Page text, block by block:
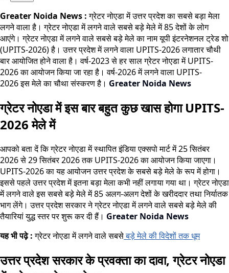
Greater Noida News : ग्रेटर नोएडा में उत्तर प्रदेश का सबसे बड़ा मेला
लगने वाला है। ग्रेटर नोएडा में लगने वाले सबसे बड़े मेले में 85 देशों के लोग
आएंगे। ग्रेटर नोएडा में लगने वाले सबसे बड़े मेले का नाम यूपी इंटरनेशनल ट्रेड शो
(UPITS-2026) है। उत्तर प्रदेश में लगने वाला UPITS-2026 लगातार चौथी
बार आयोजित होने वाला है। वर्ष-2023 से हर साल ग्रेटर नोएडा में UPITS-
2026 का आयोजन किया जा रहा है। वर्ष-2026 में लगने वाला UPITS-
2026 इस मेले का चौथा संस्करण है। Greater Noida News
ग्रेटर नोएडा में इस बार बहुत कुछ खास होगा UPITS-
2026 मेले में
आपको बता दें कि ग्रेटर नोएडा में स्थापित इंडिया एक्सपो मार्ट में 25 सितंबर
2026 से 29 सितंबर 2026 तक UPITS-2026 का आयोजन किया जाएगा।
UPITS-2026 का यह आयोजन उत्तर प्रदेश के सबसे बड़े मेले के रूप में होगा।
इससे पहले उत्तर प्रदेश में इतना बड़ा मेला कभी नहीं लगाया गया था। ग्रेटर नोएडा
में लगने वाले इस सबसे बड़े मेले में 85 अलग-अलग देशों के खरीददार तथा निर्यातक
भाग लेंगे। उत्तर प्रदेश सरकार ने ग्रेटर नोएडा में लगने वाले सबसे बड़े मेले की
तैयारियां युद्ध स्तर पर शुरू कर दी हैं। Greater Noida News
यह भी पढ़े :ग्रेटर नोएडा में लगने वाले सबसेबड़े मेले की विदेशों तक धूम
उत्तर प्रदेश सरकार के प्रवक्ता का दावा, ग्रेटर नोएडा